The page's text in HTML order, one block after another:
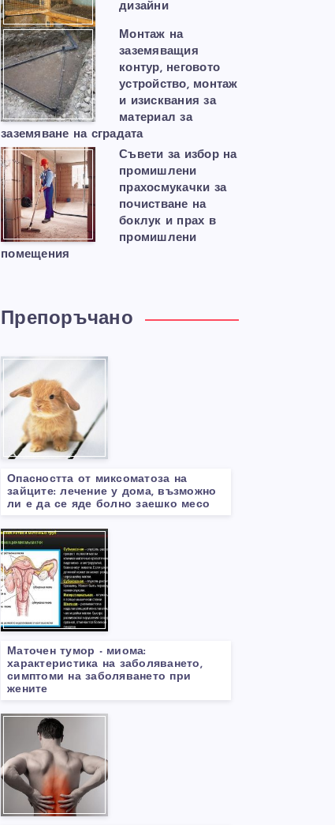
дизайни
Монтаж на
заземяващия
контур, неговото
устройство, монтаж
и изисквания за
материал за
заземяване на сградата
Съвети за избор на
промишлени
прахосмукачки за
почистване на
боклук и прах в
промишлени
помещения
Препоръчано
Опасността от миксоматоза на
зайците: лечение у дома, възможно
ли е да се яде болно заешко месо
Маточен тумор - миома:
характеристика на заболяването,
симптоми на заболяването при
жените